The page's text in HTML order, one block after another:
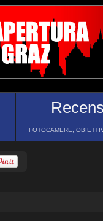
FOTOCAMERE,